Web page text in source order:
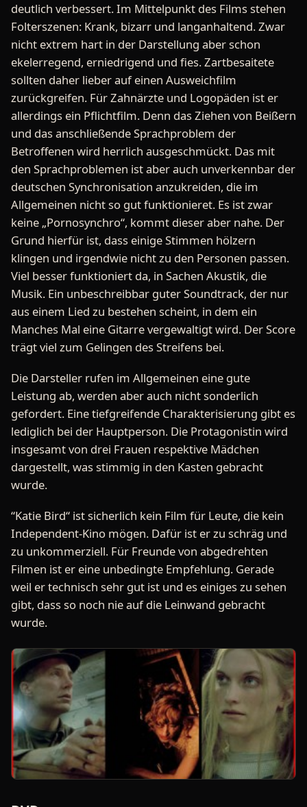
deutlich verbessert. Im Mittelpunkt des Films stehen
Folterszenen: Krank, bizarr und langanhaltend. Zwar
nicht extrem hart in der Darstellung aber schon
ekelerregend, erniedrigend und fies. Zartbesaitete
sollten daher lieber auf einen Ausweichfilm
zurückgreifen. Für Zahnärzte und Logopäden ist er
allerdings ein Pflichtfilm. Denn das Ziehen von Beißern
und das anschließende Sprachproblem der
Betroffenen wird herrlich ausgeschmückt. Das mit
den Sprachproblemen ist aber auch unverkennbar der
deutschen Synchronisation anzukreiden, die im
Allgemeinen nicht so gut funktionieret. Es ist zwar
keine „Pornosynchro“, kommt dieser aber nahe. Der
Grund hierfür ist, dass einige Stimmen hölzern
klingen und irgendwie nicht zu den Personen passen.
Viel besser funktioniert da, in Sachen Akustik, die
Musik. Ein unbeschreibbar guter Soundtrack, der nur
aus einem Lied zu bestehen scheint, in dem ein
Manches Mal eine Gitarre vergewaltigt wird. Der Score
trägt viel zum Gelingen des Streifens bei.
Die Darsteller rufen im Allgemeinen eine gute
Leistung ab, werden aber auch nicht sonderlich
gefordert. Eine tiefgreifende Charakterisierung gibt es
lediglich bei der Hauptperson. Die Protagonistin wird
insgesamt von drei Frauen respektive Mädchen
dargestellt, was stimmig in den Kasten gebracht
wurde.
“Katie Bird“ ist sicherlich kein Film für Leute, die kein
Independent-Kino mögen. Dafür ist er zu schräg und
zu unkommerziell. Für Freunde von abgedrehten
Filmen ist er eine unbedingte Empfehlung. Gerade
weil er technisch sehr gut ist und es einiges zu sehen
gibt, dass so noch nie auf die Leinwand gebracht
wurde.